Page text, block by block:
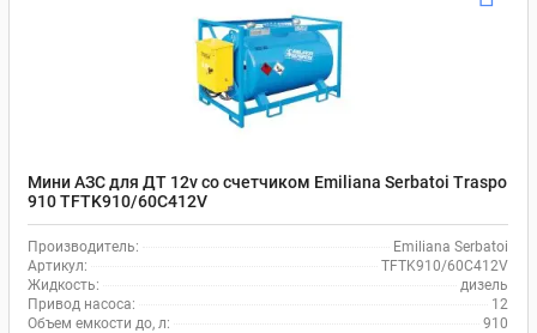
Мини АЗС для ДТ 12v со счетчиком Emiliana Serbatoi Traspo
910 TFTK910/60C412V
Производитель:
Emiliana Serbatoi
Артикул:
TFTK910/60C412V
Жидкость:
дизель
Привод насоса:
12
Объем емкости до, л:
910